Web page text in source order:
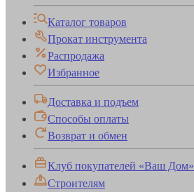
Каталог товаров
Прокат инструмента
Распродажа
Избранное
Доставка и подъем
Способы оплаты
Возврат и обмен
Клуб покупателей «Ваш Дом»
Строителям